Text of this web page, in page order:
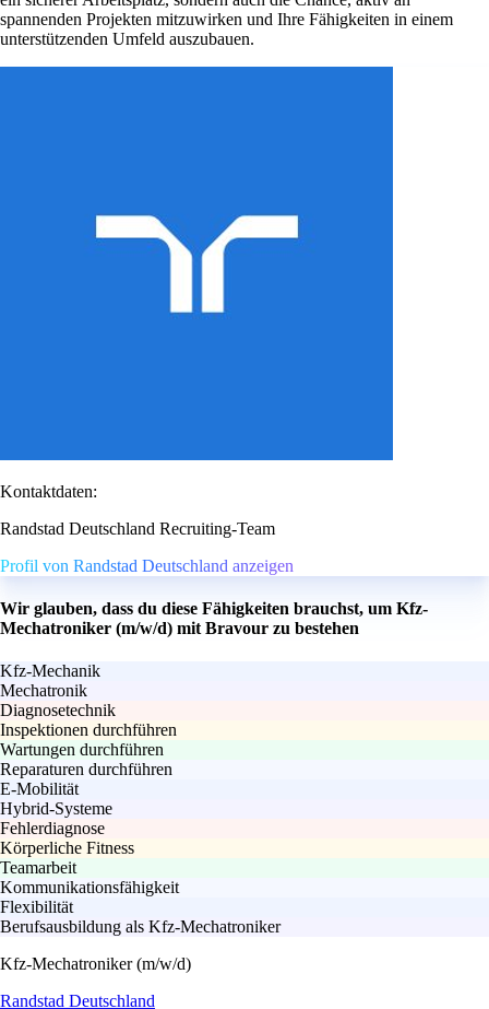
spannenden Projekten mitzuwirken und Ihre Fähigkeiten in einem
unterstützenden Umfeld auszubauen.
Kontaktdaten:
Randstad Deutschland Recruiting-Team
Profil von Randstad Deutschland anzeigen
Wir glauben, dass du diese Fähigkeiten brauchst, um Kfz-
Mechatroniker (m/w/d) mit Bravour zu bestehen
Kfz-Mechanik
Mechatronik
Diagnosetechnik
Inspektionen durchführen
Wartungen durchführen
Reparaturen durchführen
E-Mobilität
Hybrid-Systeme
Fehlerdiagnose
Körperliche Fitness
Teamarbeit
Kommunikationsfähigkeit
Flexibilität
Berufsausbildung als Kfz-Mechatroniker
Kfz-Mechatroniker (m/w/d)
Randstad Deutschland